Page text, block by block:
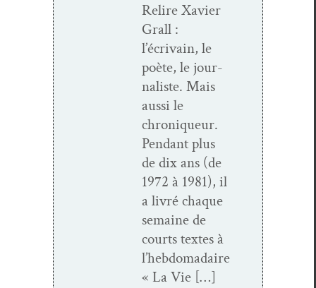
Relire Xavier
Grall :
l’écrivain, le
poète, le jour­
nal­iste. Mais
aus­si le
chroniqueur.
Pen­dant plus
de dix ans (de
1972 à 1981), il
a livré chaque
semaine de
courts textes à
l’hebdomadaire
« La Vie […]